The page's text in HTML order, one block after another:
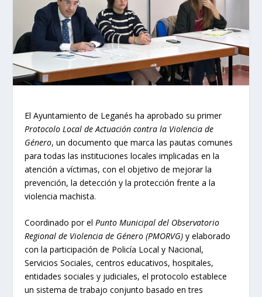
El Ayuntamiento de Leganés ha aprobado su primer
Protocolo Local de Actuación contra la Violencia de
Género, un documento que marca las pautas comunes
para todas las instituciones locales implicadas en la
atención a víctimas, con el objetivo de mejorar la
prevención, la detección y la protección frente a la
violencia machista.
Coordinado por elPunto Municipal del Observatorio
Regional de Violencia de Género (PMORVG) y elaborado
con la participación de Policía Local y Nacional,
Servicios Sociales, centros educativos, hospitales,
entidades sociales y judiciales, el protocolo establece
un sistema de trabajo conjunto basado en tres